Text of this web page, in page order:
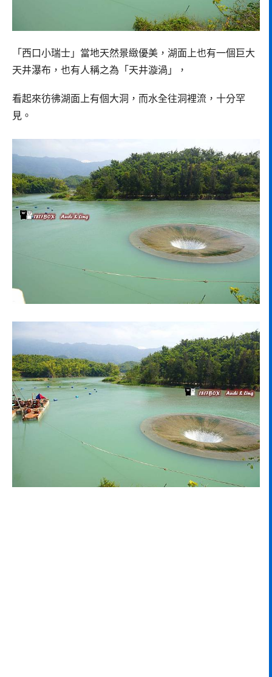
「西口小瑞士」當地天然景緻優美，湖面上也有一個巨大
天井瀑布，也有人稱之為「天井漩渦」，
看起來彷彿湖面上有個大洞，而水全往洞裡流，十分罕
見。